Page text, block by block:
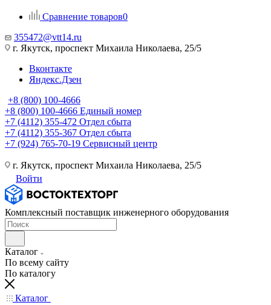
Сравнение товаров0
355472@vtt14.ru
г. Якутск, проспект Михаила Николаева, 25/5
Вконтакте
Яндекс.Дзен
+8 (800) 100-4666
+8 (800) 100-4666 Единый номер
+7 (4112) 355-472 Отдел сбыта
+7 (4112) 355-367 Отдел сбыта
+7 (924) 765-70-19 Сервисный центр
г. Якутск, проспект Михаила Николаева, 25/5
Войти
Комплексный поставщик инженерного оборудования
Каталог
По всему сайту
По каталогу
Каталог